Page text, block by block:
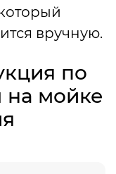
вручную.
по
на мойке